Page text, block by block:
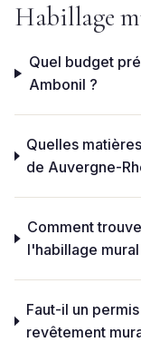
Habillage
Quel budget
Ambonil ?
Quelles
de Auvergne-
Comment
l'habillage
Faut-il un
revêtement